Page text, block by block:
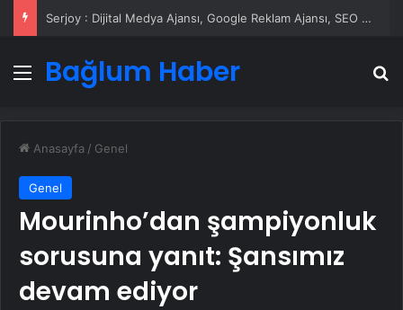
Serjoy : Dijital Medya Ajansı, Google Reklam Ajansı, SEO Ajansı ve Web Tasarım Ajansı
Menü
Bağlum Haber
Anasayfa / Genel
Genel
Mourinho’dan şampiyonluk
sorusuna yanıt: Şansımız
devam ediyor